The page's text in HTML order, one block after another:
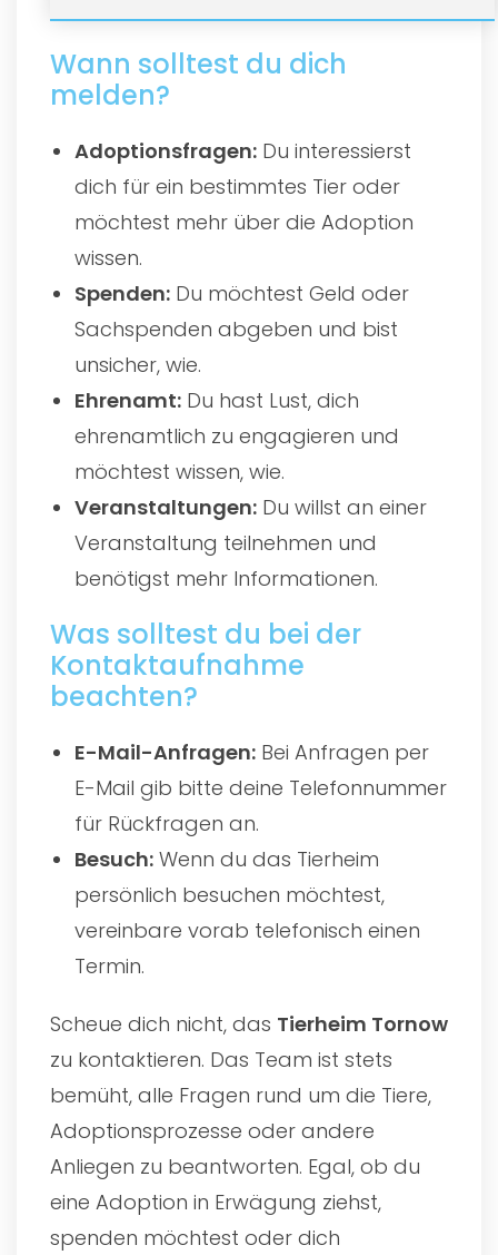
Wann solltest du dich
melden?
Adoptionsfragen: Du interessierst
dich für ein bestimmtes Tier oder
möchtest mehr über die Adoption
wissen.
Spenden: Du möchtest Geld oder
Sachspenden abgeben und bist
unsicher, wie.
Ehrenamt: Du hast Lust, dich
ehrenamtlich zu engagieren und
möchtest wissen, wie.
Veranstaltungen: Du willst an einer
Veranstaltung teilnehmen und
benötigst mehr Informationen.
Was solltest du bei der
Kontaktaufnahme
beachten?
E-Mail-Anfragen: Bei Anfragen per
E-Mail gib bitte deine Telefonnummer
für Rückfragen an.
Besuch: Wenn du das Tierheim
persönlich besuchen möchtest,
vereinbare vorab telefonisch einen
Termin.
Scheue dich nicht, das Tierheim Tornow
zu kontaktieren. Das Team ist stets
bemüht, alle Fragen rund um die Tiere,
Adoptionsprozesse oder andere
Anliegen zu beantworten. Egal, ob du
eine Adoption in Erwägung ziehst,
spenden möchtest oder dich